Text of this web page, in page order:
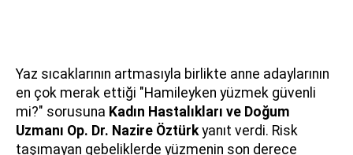
Yaz sıcaklarının artmasıyla birlikte anne adaylarının
en çok merak ettiği "Hamileyken yüzmek güvenli
mi?" sorusuna Kadın Hastalıkları ve Doğum
Uzmanı Op. Dr. Nazire Öztürkyanıt verdi. Risk
taşımayan gebeliklerde yüzmenin son derece